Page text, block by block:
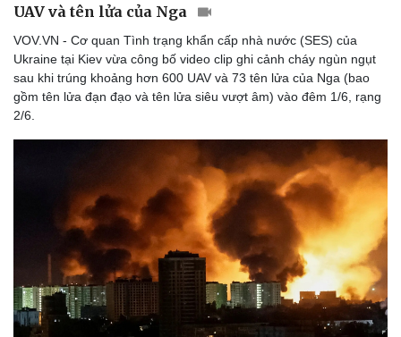
UAV và tên lửa của Nga
VOV.VN - Cơ quan Tình trạng khẩn cấp nhà nước (SES) của
Ukraine tại Kiev vừa công bố video clip ghi cảnh cháy ngùn ngụt
sau khi trúng khoảng hơn 600 UAV và 73 tên lửa của Nga (bao
gồm tên lửa đạn đạo và tên lửa siêu vượt âm) vào đêm 1/6, rạng
2/6.